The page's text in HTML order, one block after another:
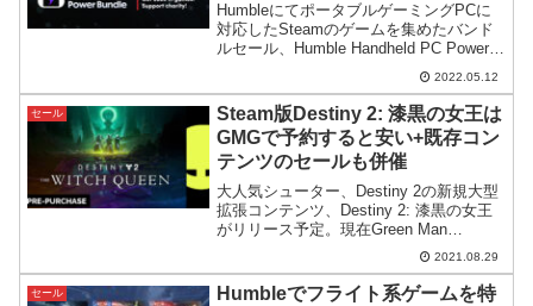
HumbleにてポータブルゲーミングPCに
対応したSteamのゲームを集めたバンド
ルセール、Humble Handheld PC Power
Bundleが開催。Steamで評価の高いゲー
ムが集められており費用対効果も高そう
です。
2022.05.12
セール
Steam版Destiny 2: 漆黒の女王は
GMGで予約すると安い+既存コン
テンツのセールも併催
大人気シューター、Destiny 2の新規大型
拡張コンテンツ、Destiny 2: 漆黒の女王
がリリース予定。現在Green Man
GamingではSteamよりも安く予約できる
特別セールが開催されています。
2021.08.29
セール
Humbleでフライト系ゲームを特